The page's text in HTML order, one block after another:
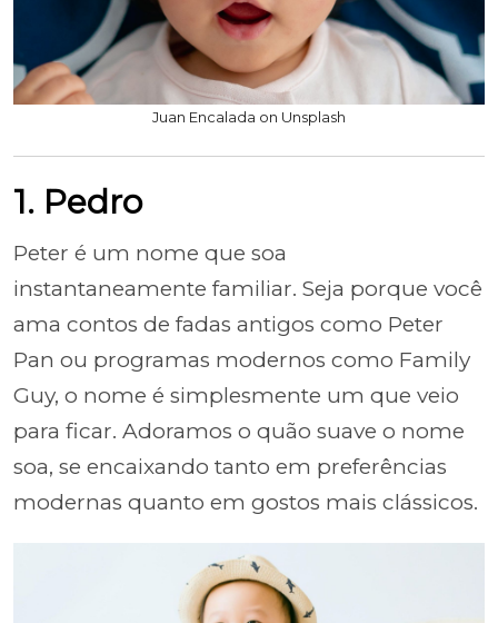
Juan Encalada on Unsplash
1. Pedro
Peter é um nome que soa
instantaneamente familiar. Seja porque você
ama contos de fadas antigos como Peter
Pan ou programas modernos como Family
Guy, o nome é simplesmente um que veio
para ficar. Adoramos o quão suave o nome
soa, se encaixando tanto em preferências
modernas quanto em gostos mais clássicos.